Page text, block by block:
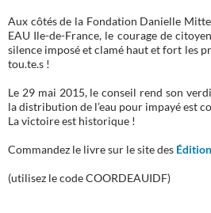
Aux côtés de la Fondation Danielle
EAU Ile-de-France, le courage de
silence imposé et clamé haut et fort les
tou.te.s !
Le 29 mai 2015, le conseil rend son
la distribution de l’eau pour impayé est
La victoire est historique !
Commandez le livre sur le site des
(utilisez le code COORDEAUIDF)